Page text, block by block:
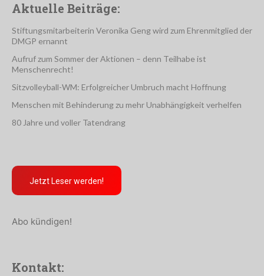
Aktuelle Beiträge:
Stiftungsmitarbeiterin Veronika Geng wird zum Ehrenmitglied der
DMGP ernannt
Aufruf zum Sommer der Aktionen – denn Teilhabe ist
Menschenrecht!
Sitzvolleyball-WM: Erfolgreicher Umbruch macht Hoffnung
Menschen mit Behinderung zu mehr Unabhängigkeit verhelfen
80 Jahre und voller Tatendrang
Jetzt Leser werden!
Abo kündigen!
Kontakt: